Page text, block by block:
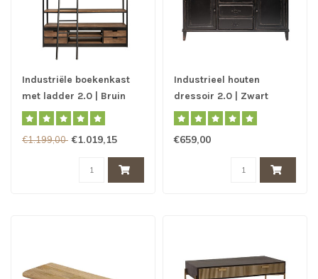
Industriële boekenkast
met ladder 2.0 | Bruin
€1.199,00 €1.019,15
Industrieel houten
dressoir 2.0 | Zwart
€659,00